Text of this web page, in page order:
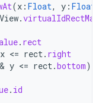
(x : Float, y : Float
.virtualIdRectMap
. rect
x <= rect. right
y <= rect.bottom))
. id